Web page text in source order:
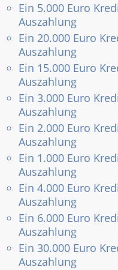
Ein 5.000 Euro
Auszahlung
Ein 20.000 Euro
Auszahlung
Ein 15.000 Euro
Auszahlung
Ein 3.000 Euro
Auszahlung
Ein 2.000 Euro
Auszahlung
Ein 1.000 Euro
Auszahlung
Ein 4.000 Euro
Auszahlung
Ein 6.000 Euro
Auszahlung
Ein 30.000 Euro
Auszahlung